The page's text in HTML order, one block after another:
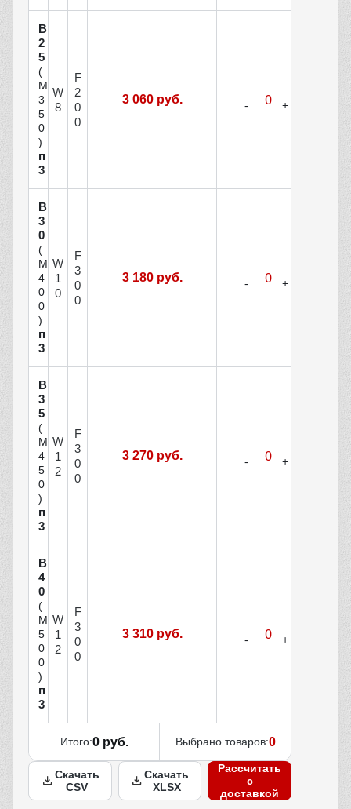
В
2
5
(
М
3
5
0
)
п
3
W
8
F
2
0
0
3 060 руб.
В
3
0
(
М
4
0
0
)
п
3
W
1
0
F
3
0
0
3 180 руб.
В
3
5
(
М
4
5
0
)
п
3
W
1
2
F
3
0
0
3 270 руб.
В
4
0
(
М
5
0
0
)
п
3
W
1
2
F
3
0
0
3 310 руб.
Итого:0 руб. Выбрано товаров:0
Скачать
CSV
Скачать
XLSX
Рассчитать
с
доставкой